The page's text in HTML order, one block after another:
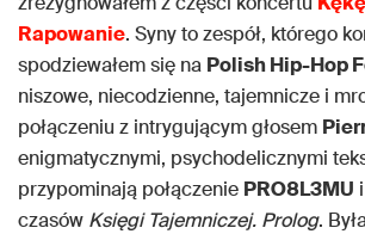
Rapowanie. Syny to zespół, którego
spodziewałem się na Polish Hip-Hop
niszowe, niecodzienne, tajemnicze i
połączeniu z intrygującym głosem
enigmatycznymi, psychodelicznymi
przypominają połączenie PRO8L3MU i
czasów Księgi Tajemniczej. Prolog.